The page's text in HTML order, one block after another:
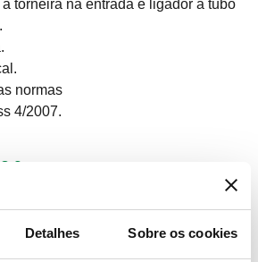
Detalhes Sobre os cookies
torneira na entrada e ligador a tubo
normas
4/2007.
DR
10